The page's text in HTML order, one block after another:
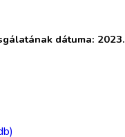
dátuma: 2023.